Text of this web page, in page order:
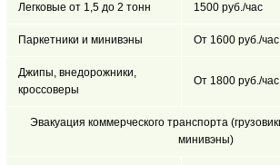
Легковые от 1,5 до 2 тонн 1500 руб./час
Паркетники и минивэны От 1600 руб./час
Джипы, внедорожники,
кроссоверы
От 1800 руб./час
Эвакуация коммерческого транспорта
минивэны)